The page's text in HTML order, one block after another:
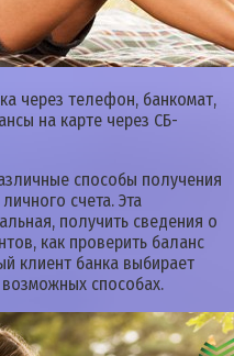
через телефон, банкомат,
на карте через СБ-
способы получения
счета. Эта
получить сведения о
как проверить баланс
клиент банка выбирает
способах.